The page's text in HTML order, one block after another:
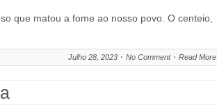
que matou a fome ao nosso povo. O centeio,
Julho 28, 2023 No Comment Read More